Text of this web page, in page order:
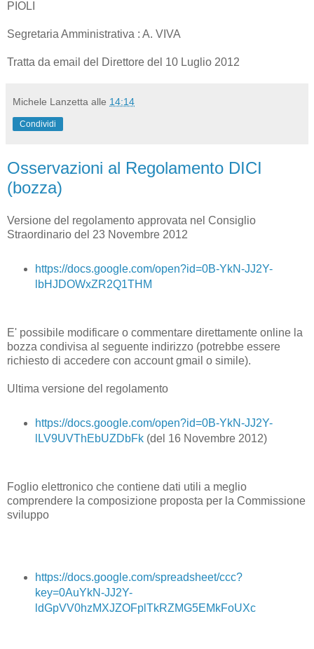
PIOLI
Segretaria Amministrativa : A. VIVA
Tratta da email del Direttore del 10 Luglio 2012
Michele Lanzetta alle 14:14
Condividi
Osservazioni al Regolamento DICI
(bozza)
Versione del regolamento approvata nel Consiglio
Straordinario del 23 Novembre 2012
https://docs.google.com/open?id=0B-YkN-JJ2Y-
lbHJDOWxZR2Q1THM
E' possibile modificare o commentare direttamente online la
bozza condivisa al seguente indirizzo (potrebbe essere
richiesto di accedere con account gmail o simile).
Ultima versione del regolamento
https://docs.google.com/open?id=0B-YkN-JJ2Y-
lLV9UVThEbUZDbFk(del 16 Novembre 2012)
Foglio elettronico che contiene dati utili a meglio
comprendere la composizione proposta per la Commissione
sviluppo
https://docs.google.com/spreadsheet/ccc?
key=0AuYkN-JJ2Y-
ldGpVV0hzMXJZOFplTkRZMG5EMkFoUXc